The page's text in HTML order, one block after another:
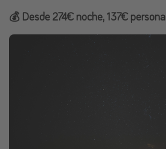
💰 Desde 274€ noche, 137€ persona